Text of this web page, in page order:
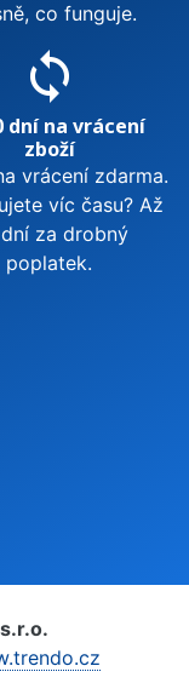
co funguje.
sync
dní na vrácení
zboží
vrácení zdarma.
víc času? Až
za drobný
poplatek.